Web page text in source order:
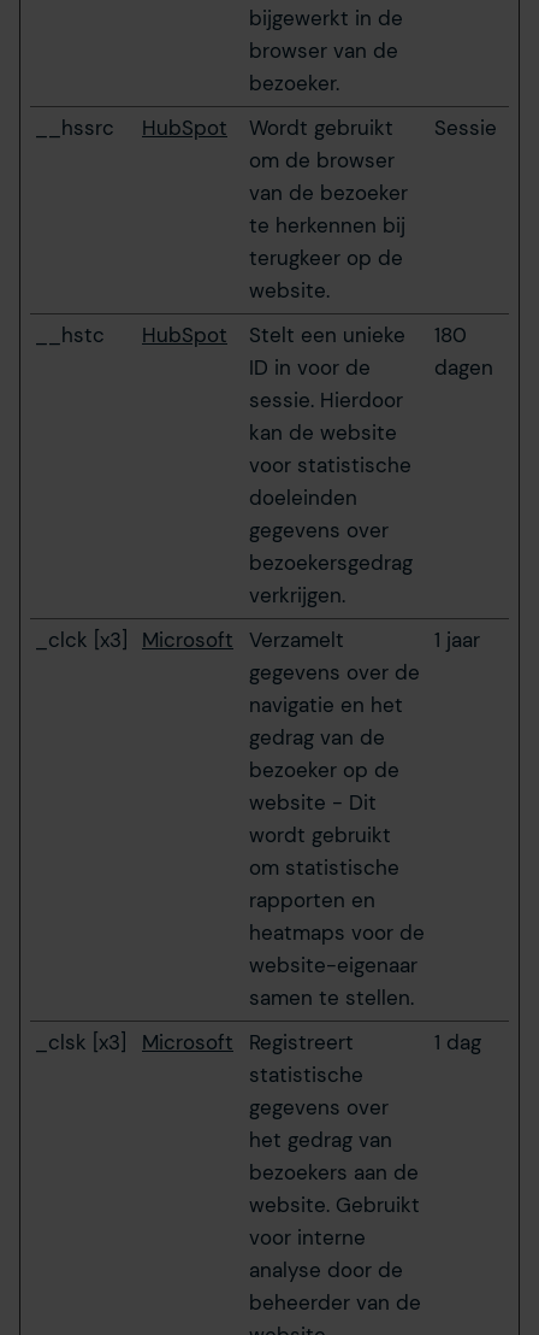
bijgewerkt in de
browser van de
bezoeker.
__hssrc HubSpot
Wordt gebruikt
om de browser
van de bezoeker
te herkennen bij
terugkeer op de
website.
Sessie
__hstc HubSpot
Stelt een unieke
ID in voor de
sessie. Hierdoor
kan de website
voor statistische
doeleinden
gegevens over
bezoekersgedrag
verkrijgen.
180
dagen
_clck [x3] Microsoft
Verzamelt
gegevens over de
navigatie en het
gedrag van de
bezoeker op de
website - Dit
wordt gebruikt
om statistische
rapporten en
heatmaps voor de
website-eigenaar
samen te stellen.
1 jaar
_clsk [x3] Microsoft
Registreert
statistische
gegevens over
het gedrag van
bezoekers aan de
website. Gebruikt
voor interne
analyse door de
beheerder van de
1 dag